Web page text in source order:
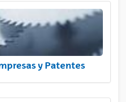
y Patentes